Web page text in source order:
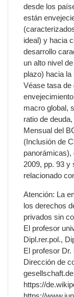
desde los
están
ideal) y hacia
desarrollo
un alto nivel
plazo) hacia la
Véase tasa de
macro global,
ratio de
Mensual del
(Inclusión de
panorámicas),
2009, pp. 93 y
relacionado
Atención: La
los derechos
privados sin
El profesor
Dipl.rer.pol.,
El profesor Dr.
Dirección de
gesellschaft.de
https://